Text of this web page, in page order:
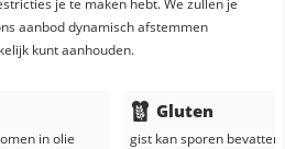
je te maken hebt. We zullen je
aanbod dynamisch afstemmen
kunt aanhouden.
inolie
Gluten
gistkan sporen